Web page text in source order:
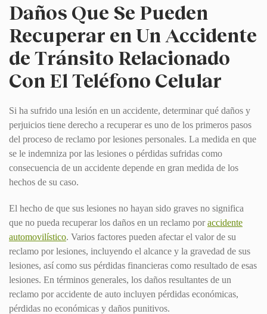
Daños Que Se Pueden
Recuperar en Un Accidente
de Tránsito Relacionado
Con El Teléfono Celular
Si ha sufrido una lesión en un accidente, determinar qué daños y
perjuicios tiene derecho a recuperar es uno de los primeros pasos
del proceso de reclamo por lesiones personales. La medida en que
se le indemniza por las lesiones o pérdidas sufridas como
consecuencia de un accidente depende en gran medida de los
hechos de su caso.
El hecho de que sus lesiones no hayan sido graves no significa
que no pueda recuperar los daños en un reclamo poraccidente
automovilístico. Varios factores pueden afectar el valor de su
reclamo por lesiones, incluyendo el alcance y la gravedad de sus
lesiones, así como sus pérdidas financieras como resultado de esas
lesiones. En términos generales, los daños resultantes de un
reclamo por accidente de auto incluyen pérdidas económicas,
pérdidas no económicas y daños punitivos.